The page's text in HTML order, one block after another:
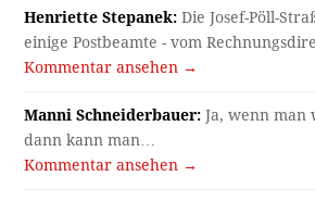
Henriette Stepanek: Die Josef-Pöll-
einige Postbeamte - vom
Kommentar ansehen →
Manni Schneiderbauer: Ja, wenn man
dann kann man…
Kommentar ansehen →